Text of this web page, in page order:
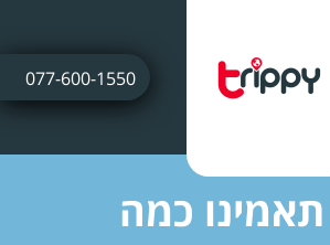
077-600-1550
כמה